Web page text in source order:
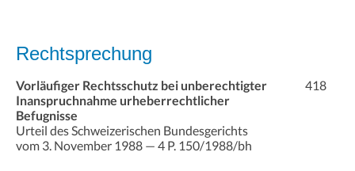
Rechtsprechung
Vorläufiger Rechtsschutz bei unberechtigter
Inanspruchnahme urheberrechtlicher
Befugnisse
Urteil des Schweizerischen Bundesgerichts
vom 3. November 1988 — 4 P. 150/1988/bh
418